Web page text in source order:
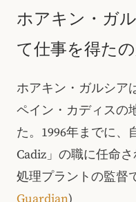
ホアキン・ガ
て仕事を得た
ホアキン・ガルシア
ペイン・カディスの
た。1996年までに、
Cadiz」の職に任命
処理プラントの監督
Guardian)